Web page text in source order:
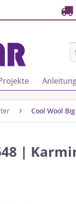
Cool Wool Big
|